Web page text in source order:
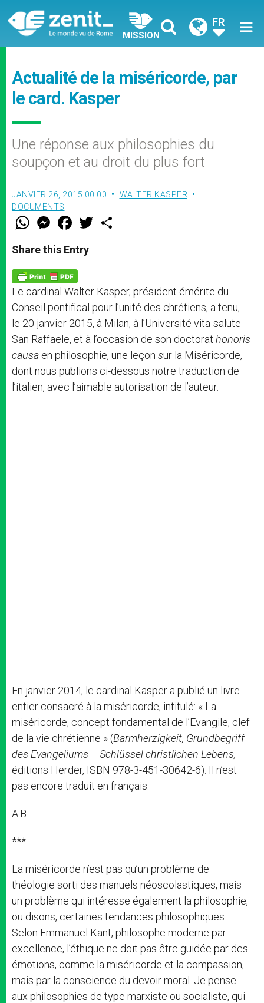
MISSION
FR
Actualité de la miséricorde, par
le card. Kasper
Une réponse aux philosophies du
soupçon et au droit du plus fort
JANVIER 26, 2015 00:00
WALTER KASPER
DOCUMENTS
W
t
s
p
p
M
e
s
e
g
e
r
F
a
e
b
o
k
w
Share this Entry
Le cardinal Walter Kasper, président émérite du
Conseil pontifical pour l’unité des chrétiens, a tenu,
le 20 janvier 2015, à Milan, à l’Université vita-salute
San Raffaele, et à l’occasion de son doctorat honoris
causa en philosophie, une leçon sur la Miséricorde,
dont nous publions ci-dessous notre traduction de
l’italien, avec l’aimable autorisation de l’auteur.
En janvier 2014, le cardinal Kasper a publié un livre
entier consacré à la miséricorde, intitulé: « La
miséricorde, concept fondamental de l’Evangile, clef
de la vie chrétienne » (Barmherzigkeit, Grundbegriff
des Evangeliums – Schlüssel christlichen Lebens,
éditions Herder, ISBN 978-3-451-30642-6). Il n’est
pas encore traduit en français.
A.B.
***
La miséricorde n’est pas qu’un problème de
théologie sorti des manuels néoscolastiques, mais
un problème qui intéresse également la philosophie,
ou disons, certaines tendances philosophiques.
Selon Emmanuel Kant, philosophe moderne par
excellence, l’éthique ne doit pas être guidée par des
émotions, comme la miséricorde et la compassion,
mais par la conscience du devoir moral. Je pense
aux philosophies de type marxiste ou socialiste, qui